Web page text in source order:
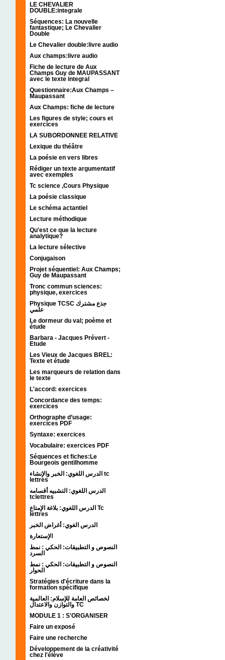
LE CHEVALIER
DOUBLE:integrale
Séquences: La nouvelle
fantastique; Le Chevalier
Double
Le Chevalier double:livre audio
Aux champs:livre audio
Fiche de lecture de Aux
Champs Guy de MAUPASSANT
avec le texte integral
Questionnaire:Aux Champs –
Maupassant
Aux Champs: fiche de lecture
Les figures de style; cours et
exercices
LA SUBORDONNEE RELATIVE
Lexique du théâtre
La poésie en vers libres
Rédiger un texte argumentatif
avec exemples
Tc science ,Cours Physique
La poésie classique
Le schéma actantiel
Lecture méthodique
Qu'est ce que la lecture
analytique?
La lecture sélective
Conjugaison
Projet séquentiel: Aux Champs;
Guy de Maupassant
Tronc commun sciences:
physique, exercices
Physique TCSC جذع مشترك
علمي
Le dormeur du val; poème et
étude
Barbara - Jacques Prévert -
Etude
Les Vieux de Jacques BREL:
Texte et étude
Les marqueurs de relation dans
le texte
L'accord: exercices
Concordance des temps:
exercices
Orthographe d’usage:
exercices PDF
Syntaxe: exercices
Vocabulaire: exercices PDF
Séquences et fiches:Le
Bourgeois gentilhomme
الدرس اللغوي: الخبر والإنشاء tc
lettres
الدرس اللغوي: التشبيه أقسامه
tclettres
الدرس اللغوي: بلاغة الإمتاع Tc
lettres
الدرس الغوي: أغراض الخبر
الإستعارة
النصوص و التطبيقات: الحكي : نمط
السرد
النصوص و التطبيقات: الحكي : نمط
الحوار
Stratégies d'écriture dans la
formation spécifique
لخصائص العامة للإسلام: العالمية
والتوازن والاعتدال TC
MODULE 1 : S'ORGANISER
Faire un exposé
Faire une recherche
Développement de la créativité
chez l'élève